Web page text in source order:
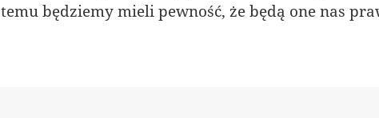
temu będziemy mieli pewność, że będą one nas